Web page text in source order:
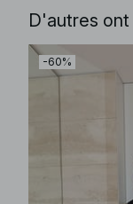
D'autres ont
-60%